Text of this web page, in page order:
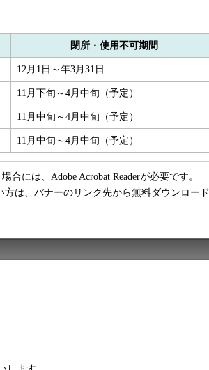
閉所・使用不可期間
12月1日～年3月31日
11月下旬～4月中旬（予定）
11月中旬～4月中旬（予定）
11月中旬～4月中旬（予定）
には、Adobe Acrobat Readerが必要です。
方は、バナーのリンク先から無料ダウンロード